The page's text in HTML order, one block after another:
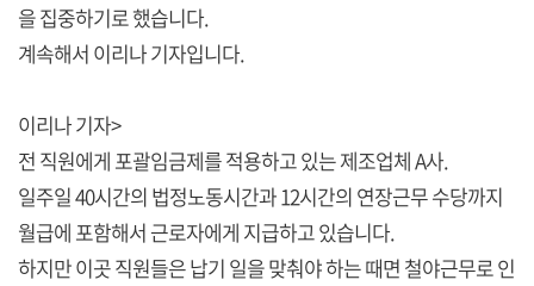
을 집중하기로 했습니다.
계속해서 이리나 기자입니다.
이리나 기자>
전 직원에게 포괄임금제를 적용하고 있는 제조업체 A사.
일주일 40시간의 법정노동시간과 12시간의 연장근무 수당까지
월급에 포함해서 근로자에게 지급하고 있습니다.
하지만 이곳 직원들은 납기 일을 맞춰야 하는 때면 철야근무로 인